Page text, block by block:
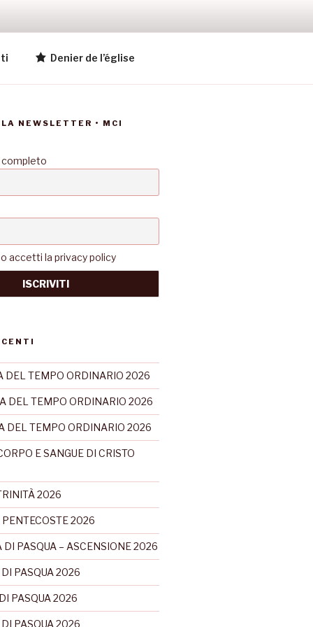
Denier de l’église
NEWSLETTER • MCI
accetti la privacy policy
DEL TEMPO ORDINARIO 2026
DEL TEMPO ORDINARIO 2026
DEL TEMPO ORDINARIO 2026
E SANGUE DI CRISTO
2026
2026
PASQUA – ASCENSIONE 2026
PASQUA 2026
PASQUA 2026
PASQUA 2026